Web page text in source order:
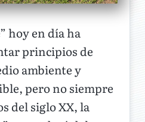
hoy en día ha
principios de
ambiente y
pero no siempre
del siglo XX, la